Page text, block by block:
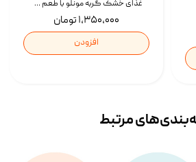
غذای خشک گربه مونلو با طعم گوشت پرندگان و ماهی سالمون Monello Adult Hairball Control وزن 1 کیلوگرم
۱,۳۵۰,۰۰۰ تومان
افزودن
مرتبط